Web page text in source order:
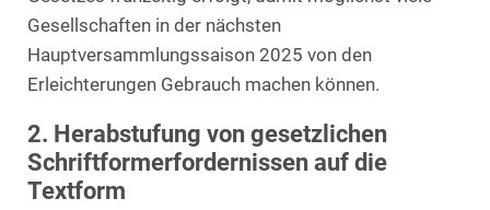
Gesellschaften in der nächsten
Hauptversammlungssaison 2025 von den
Erleichterungen Gebrauch machen können.
2. Herabstufung von gesetzlichen
Schriftformerfordernissen auf die
Textform